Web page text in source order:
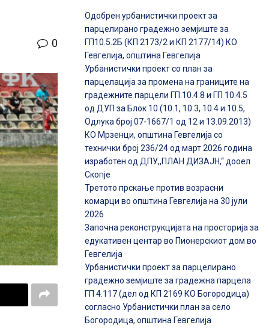
0
Одобрен урбанистички проект за
парцелирано градежно земјиште за
ГП10.5.2Б (КП 2173/2 и КП 2177/14) КО
Гевгелија, општина Гевгелија
Урбанистички проект со план за
парцелација за промена на границите на
градежните парцели ГП 10.4.8 и ГП 10.4.5
од ДУП за Блок 10 (10.1, 10.3, 10.4 и 10.5,
Одлука број 07-1667/1 од 12 и 13.09.2013)
КО Мрзенци, општина Гевгелија со
технички број 236/24 од март 2026 година
изработен од ДПУ,,ПЛАН ДИЗАЈН,“ дооел
Скопје
Третото прскање против возрасни
комарци во општина Гевгелија на 30 јули
2026
Започна реконструкцијата на просторија за
едукативен центар во Пионерскиот дом во
Гевгелија
Урбанистички проект за парцелирано
градежно земјиште за градежна парцела
ГП 4.117 (дел од КП 2169 КО Богородица)
согласно Урбанистички план за село
Богородица, општина Гевгелија